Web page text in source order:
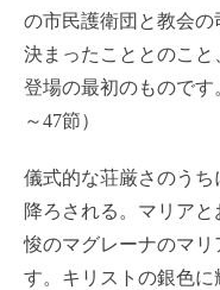
の市民護衛団と教会
決まったこととのこ
登場の最初のものです
～47節）
儀式的な荘厳さのうち
降ろされる。マリア
悛のマグレーナのマリ
す。キリストの銀色